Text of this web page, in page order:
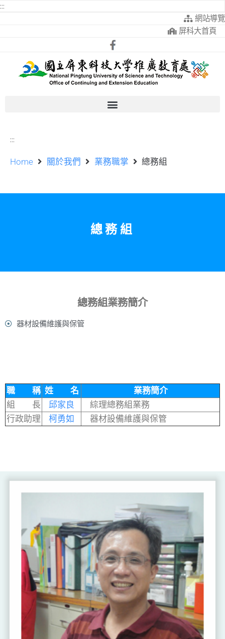
:::
網站導覽
屏科大首頁
:::
Home 關於我們 業務職掌 總務組
總務組
總務組業務簡介
器材設備維護與保管
職 稱 姓 名
業務簡介
組 長
邱家良
綜理總務組業務
行政助理
柯勇如 器材設備維護與保管